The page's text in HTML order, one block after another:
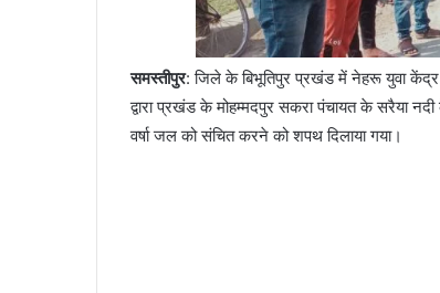
समस्तीपुर: जिले के बिभूतिपुर प्रखंड में नेहरू युवा
द्वारा प्रखंड के मोहम्मदपुर सकरा पंचायत के सरैया
वर्षा जल को संचित करने को शपथ दिलाया गया।